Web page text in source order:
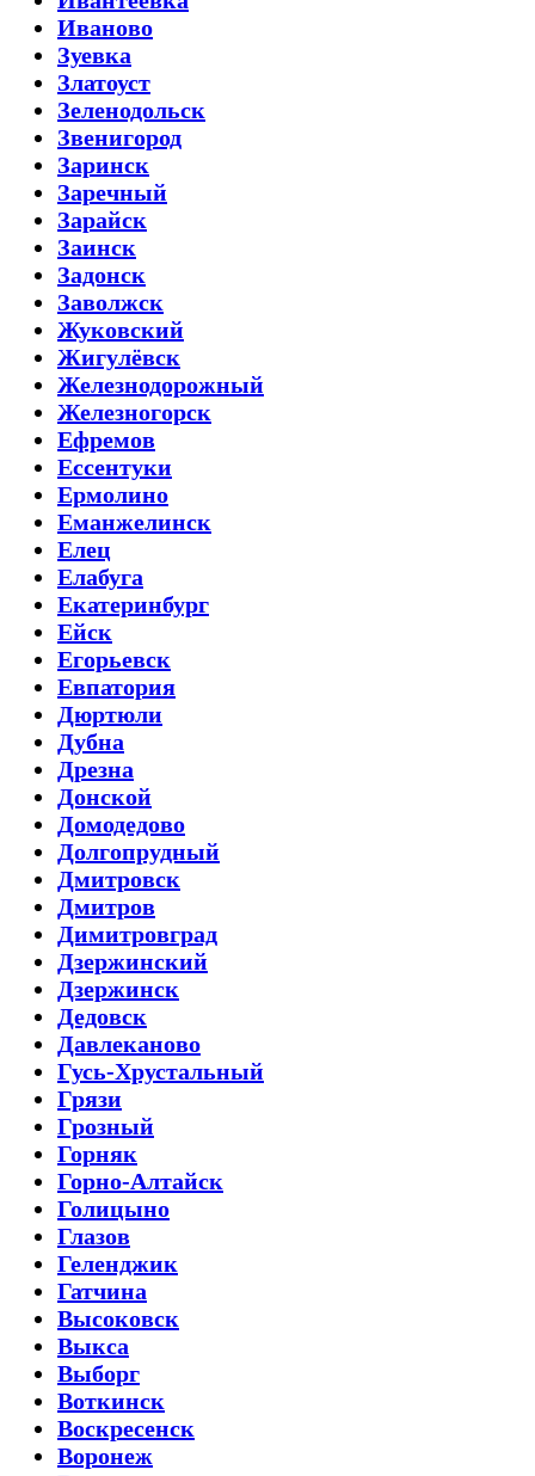
Иваново
Зуевка
Златоуст
Зеленодольск
Звенигород
Заринск
Заречный
Зарайск
Заинск
Задонск
Заволжск
Жуковский
Жигулёвск
Железнодорожный
Железногорск
Ефремов
Ессентуки
Ермолино
Еманжелинск
Елец
Елабуга
Екатеринбург
Ейск
Егорьевск
Евпатория
Дюртюли
Дубна
Дрезна
Донской
Домодедово
Долгопрудный
Дмитровск
Дмитров
Димитровград
Дзержинский
Дзержинск
Дедовск
Давлеканово
Гусь-Хрустальный
Грязи
Грозный
Горняк
Горно-Алтайск
Голицыно
Глазов
Геленджик
Гатчина
Высоковск
Выкса
Выборг
Воткинск
Воскресенск
Воронеж